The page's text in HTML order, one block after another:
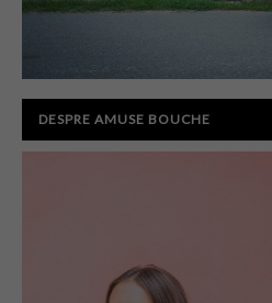
DESPRE AMUSE BOUCHE